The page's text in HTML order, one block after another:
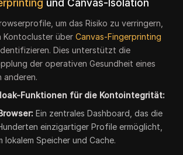
und Canvas-Isolation
um das Risiko zu verringern,
Kontocluster überCanvas-Fingerprinting
Dies unterstützt die
der operativen Gesundheit eines
anderen.
Funktionen für die Kontointegrität:
Ein zentrales Dashboard, das die
einzigartiger Profile ermöglicht,
lokalem Speicher und Cache.